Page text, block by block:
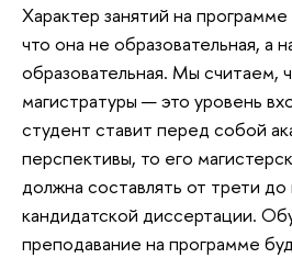
Характер занятий на
что она не образовательная, а
образовательная. Мы считаем,
магистратуры — это уровень
студент ставит перед собой
перспективы, то его
должна составлять от трети
кандидатской диссертации.
преподавание на программе